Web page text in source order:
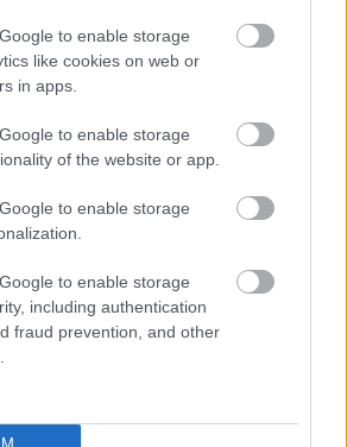
to enable storage
like cookies on web or
in apps.
to enable storage
of the website or app.
to enable storage
to enable storage
including authentication
fraud prevention, and other
a
vitte a hírt
földrengést Magyarországon
észlelni. Budapesttől Győrig
a lámpa a szobában, vagy
a bútorok. A Google-on pedig
követni a…